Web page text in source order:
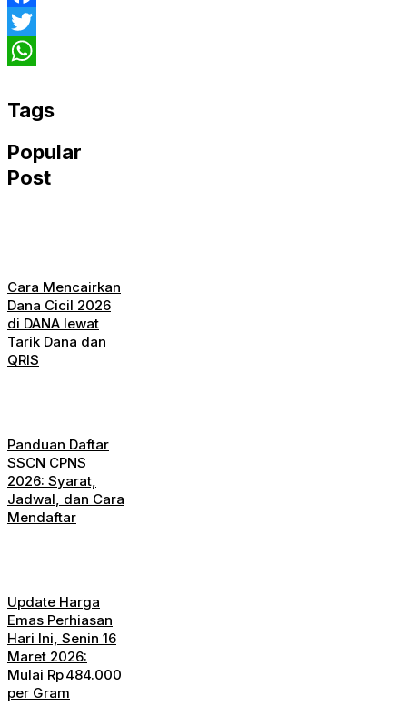
Facebook
Twitter
Tags
Popular
Post
Cara Mencairkan
Dana Cicil 2026
di DANA lewat
Tarik Dana dan
QRIS
Panduan Daftar
SSCN CPNS
2026: Syarat,
Jadwal, dan Cara
Mendaftar
Update Harga
Emas Perhiasan
Hari Ini, Senin 16
Maret 2026:
Mulai Rp 484.000
per Gram